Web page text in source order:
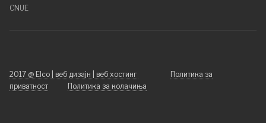
CNUE
2017 @ Elco | веб дизајн | веб хостинг
Политика за
приватност
Политика за колачиња